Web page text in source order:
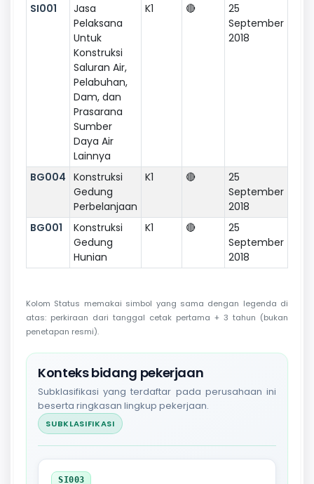
SI001
Jasa
Pelaksana
Untuk
Konstruksi
Saluran Air,
Pelabuhan,
Dam, dan
Prasarana
Sumber
Daya Air
Lainnya
K1 🔴
25
September
2018
BG004 Konstruksi
Gedung
Perbelanjaan
K1 🔴
25
September
2018
BG001
Konstruksi
Gedung
Hunian
K1 🔴
25
September
2018
Kolom Status memakai simbol yang sama dengan legenda di
atas: perkiraan dari tanggal cetak pertama + 3 tahun (bukan
penetapan resmi).
Konteks bidang pekerjaan
Subklasifikasi yang terdaftar pada perusahaan ini
beserta ringkasan lingkup pekerjaan.
SUBKLASIFIKASI
SI003